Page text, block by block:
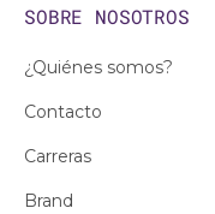
SOBRE NOSOTROS
¿Quiénes somos?
Contacto
Carreras
Brand